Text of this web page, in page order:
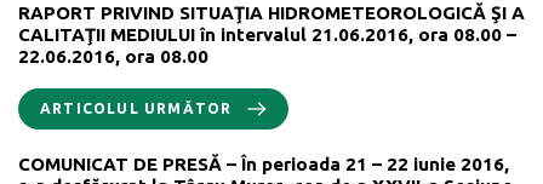
RAPORT PRIVIND SITUAŢIA HIDROMETEOROLOGICĂ ŞI A
CALITAŢII MEDIULUI în intervalul 21.06.2016, ora 08.00 –
22.06.2016, ora 08.00
ARTICOLUL URMĂTOR
COMUNICAT DE PRESĂ – În perioada 21 – 22 iunie 2016,